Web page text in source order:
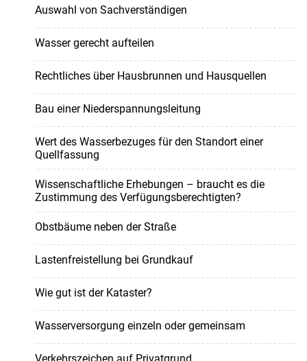
Auswahl von Sachverständigen
Wasser gerecht aufteilen
Rechtliches über Hausbrunnen und Hausquellen
Bau einer Niederspannungsleitung
Wert des Wasserbezuges für den Standort einer
Quellfassung
Wissenschaftliche Erhebungen – braucht es die
Zustimmung des Verfügungsberechtigten?
Obstbäume neben der Straße
Lastenfreistellung bei Grundkauf
Wie gut ist der Kataster?
Wasserversorgung einzeln oder gemeinsam
Verkehrszeichen auf Privatgrund